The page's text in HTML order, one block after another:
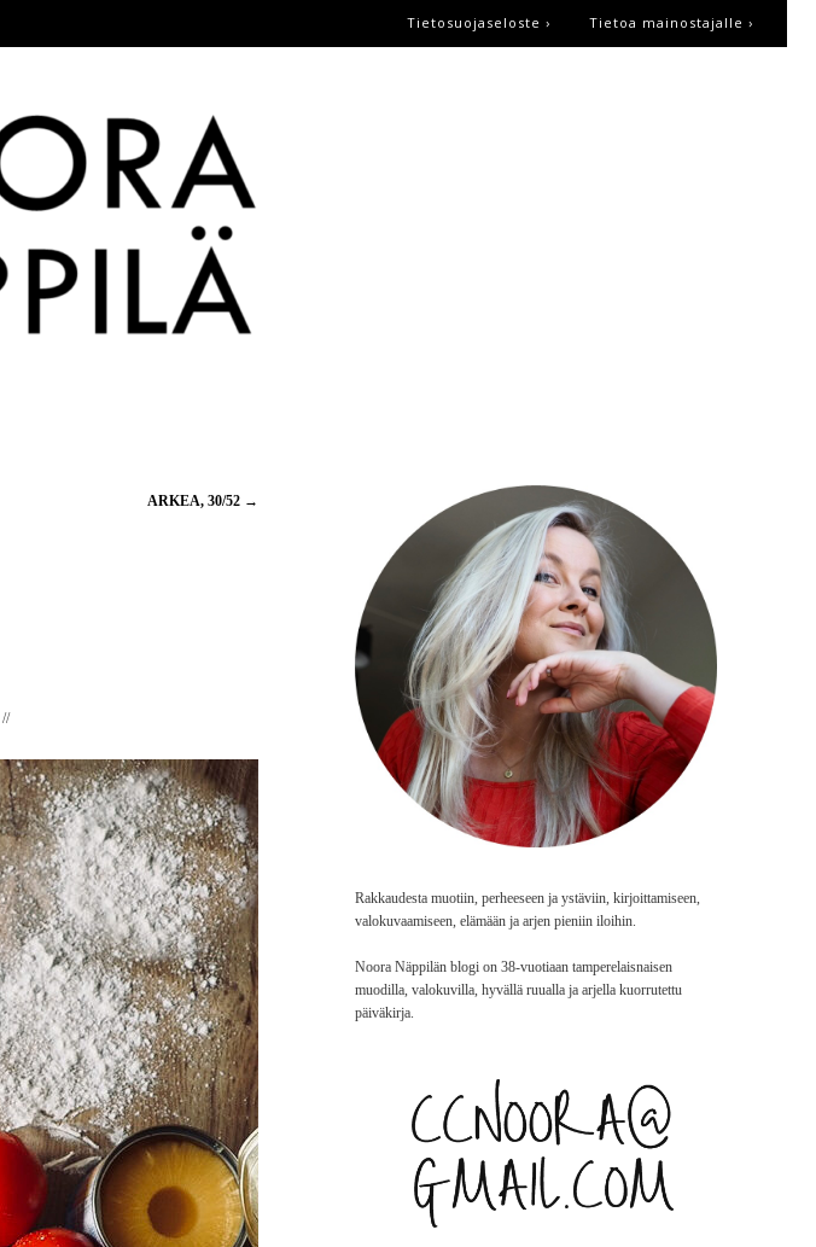
Tietoa mainostajalle ›
Tietosuojaseloste ›
ARKEA, 30/52 →
//
Rakkaudesta muotiin, perheeseen ja ystäviin, kirjoittamiseen,
valokuvaamiseen, elämään ja arjen pieniin iloihin.
Noora Näppilän blogi on 38-vuotiaan tamperelaisnaisen
muodilla, valokuvilla, hyvällä ruualla ja arjella kuorrutettu
päiväkirja.